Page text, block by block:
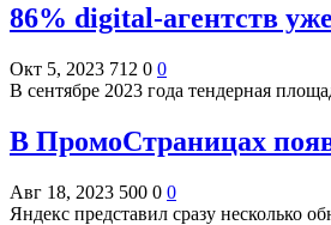
86% digital-агентств
Окт 5, 2023 712 0 0
В сентябре 2023 года тендерная
В ПромоСтраницах
Авг 18, 2023 500 0 0
Яндекс представил сразу несколько